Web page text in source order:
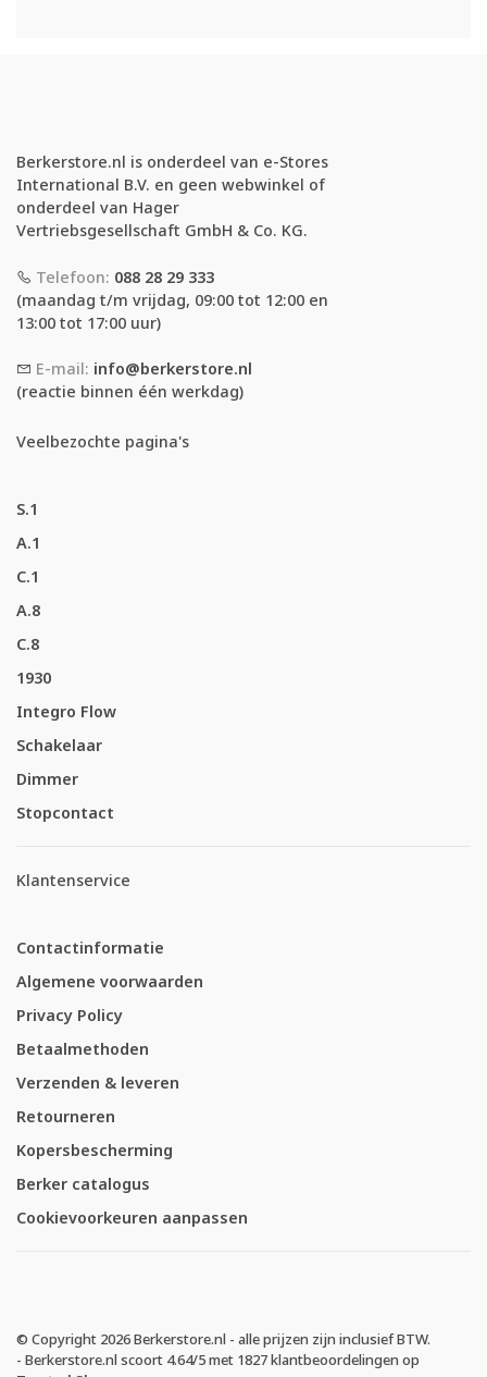
Berkerstore.nl is onderdeel van e-Stores
International B.V. en geen webwinkel of
onderdeel van Hager
Vertriebsgesellschaft GmbH & Co. KG.
Telefoon: 088 28 29 333
(maandag t/m vrijdag, 09:00 tot 12:00 en
13:00 tot 17:00 uur)
E-mail: info@berkerstore.nl
(reactie binnen één werkdag)
Veelbezochte pagina's
S.1
A.1
C.1
A.8
C.8
1930
Integro Flow
Schakelaar
Dimmer
Stopcontact
Klantenservice
Contactinformatie
Algemene voorwaarden
Privacy Policy
Betaalmethoden
Verzenden & leveren
Retourneren
Kopersbescherming
Berker catalogus
Cookievoorkeuren aanpassen
© Copyright 2026 Berkerstore.nl - alle prijzen zijn inclusief BTW.
- Berkerstore.nl scoort 4.64/5met 1827klantbeoordelingen op